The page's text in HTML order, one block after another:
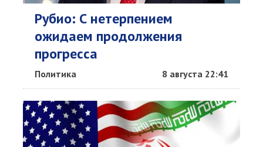
Рубио: С нетерпением
ожидаем продолжения
прогресса
Политика 8 августа 22:41